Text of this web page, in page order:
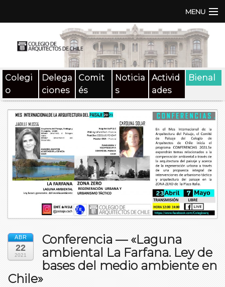
MENU
Documentos
SAT
Beneficios
Medios
Contacto
Buscar:
Colegi
o
Delega
ciones
Comit
és
Noticia
s
Activid
ades
Bienal
ABR
22
2021
Conferencia — «Laguna
ambiental La Farfana. Ley de
bases del medio ambiente en
Chile»